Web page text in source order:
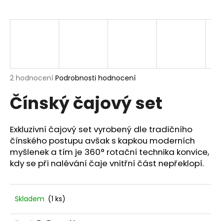
Průměrné
produktu
je
z
5
hvězdiček.
2 hodnocení Podrobnosti hodnocení
Čínský čajový set
Exkluzivní čajový set vyrobený dle tradičního
čínského postupu avšak s kapkou moderních
myšlenek a tím je 360° rotační technika konvice,
kdy se při nalévání čaje vnitřní část nepřeklopí.
Skladem (1 ks)
j
?
HLEDAT
D
o
u